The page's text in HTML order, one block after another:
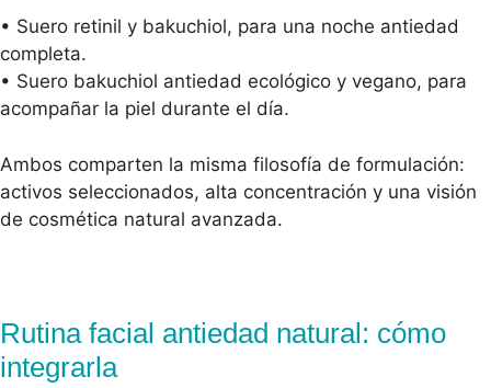
• Suero retinil y bakuchiol, para una noche antiedad
completa.
• Suero bakuchiol antiedad ecológico y vegano, para
acompañar la piel durante el día.
Ambos comparten la misma filosofía de formulación:
activos seleccionados, alta concentración y una visión
de cosmética natural avanzada.
Rutina facial antiedad natural: cómo
integrarla